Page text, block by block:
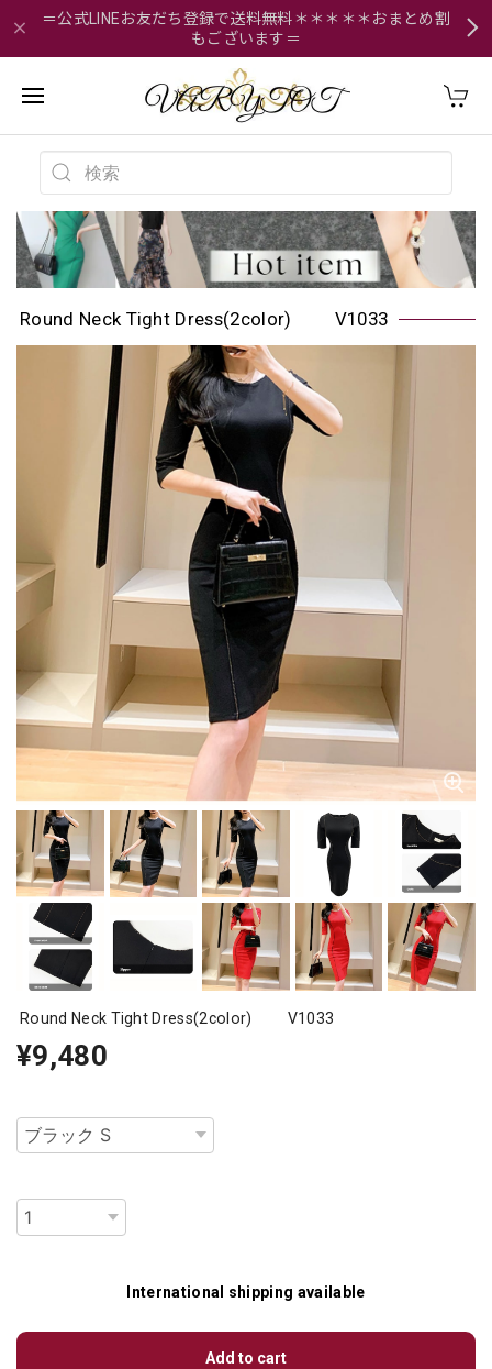
＝公式LINEお友だち登録で送料無料＊＊＊＊＊おまとめ割
もございます＝
Round Neck Tight Dress(2color) V1033
Round Neck Tight Dress(2color) V1033
¥9,480
International shipping available
Add to cart